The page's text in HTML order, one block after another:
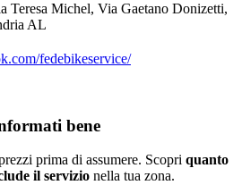
Teresa Michel, Via Gaetano Donizetti,
AL
fedebikeservice/
bene
prima di assumere. Scopri quanto
il servizio nella tua zona.